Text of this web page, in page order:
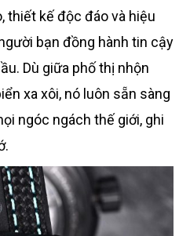
thiết kế độc đáo và hiệu
bạn đồng hành tin cậy
Dù giữa phố thị nhộn
xa xôi, nó luôn sẵn sàng
ngóc ngách thế giới, ghi